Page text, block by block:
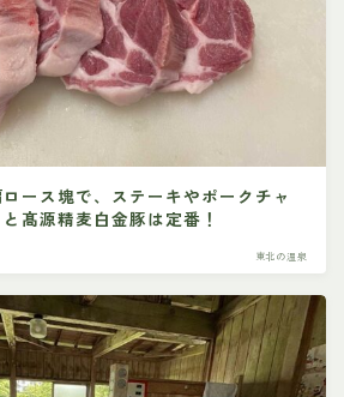
ース塊で、ステーキやポークチャ
髙源精麦白金豚は定番！
東北の温泉